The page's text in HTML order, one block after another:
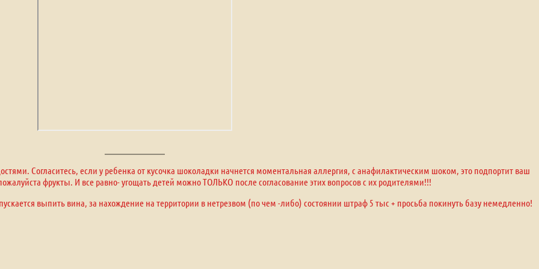
Согласитесь, если у ребенка от кусочка шоколадки начнется моментальная аллергия, с анафилактическим шоком, это подпортит ваш
фрукты. И все равно- угощать детей можно ТОЛЬКО после согласование этих вопросов с их родителями!!!
выпить вина, за нахождение на территории в нетрезвом (по чем -либо) состоянии штраф 5 тыс + просьба покинуть базу немедленно!